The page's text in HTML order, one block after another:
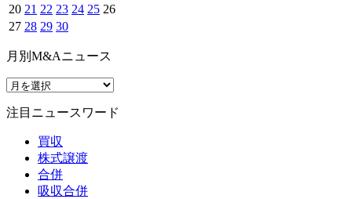
20 21 22 23 24 25 26
27 28 29 30
月別M&Aニュース
注目ニュースワード
買収
株式譲渡
合併
吸収合併